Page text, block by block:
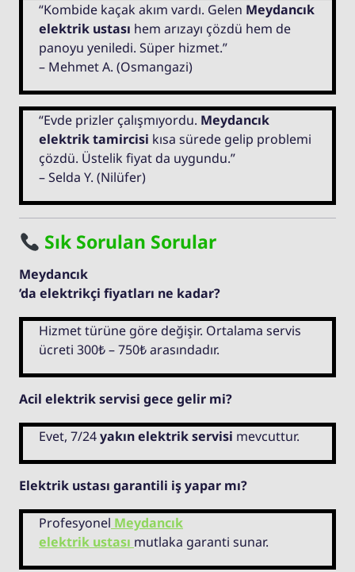
“Kombide kaçak akım vardı. Gelen Meydancık
elektrik ustası hem arızayı çözdü hem de
panoyu yeniledi. Süper hizmet.”
– Mehmet A. (Osmangazi)
“Evde prizler çalışmıyordu. Meydancık
elektrik tamircisi kısa sürede gelip problemi
çözdü. Üstelik fiyat da uygundu.”
– Selda Y. (Nilüfer)
Sık Sorulan Sorular
Meydancık
’da elektrikçi fiyatları ne kadar?
Hizmet türüne göre değişir. Ortalama servis
ücreti 300₺ – 750₺ arasındadır.
Acil elektrik servisi gece gelir mi?
Evet, 7/24yakın elektrik servisi mevcuttur.
Elektrik ustası garantili iş yapar mı?
Profesyonel Meydancık
elektrik ustası mutlaka garanti sunar.